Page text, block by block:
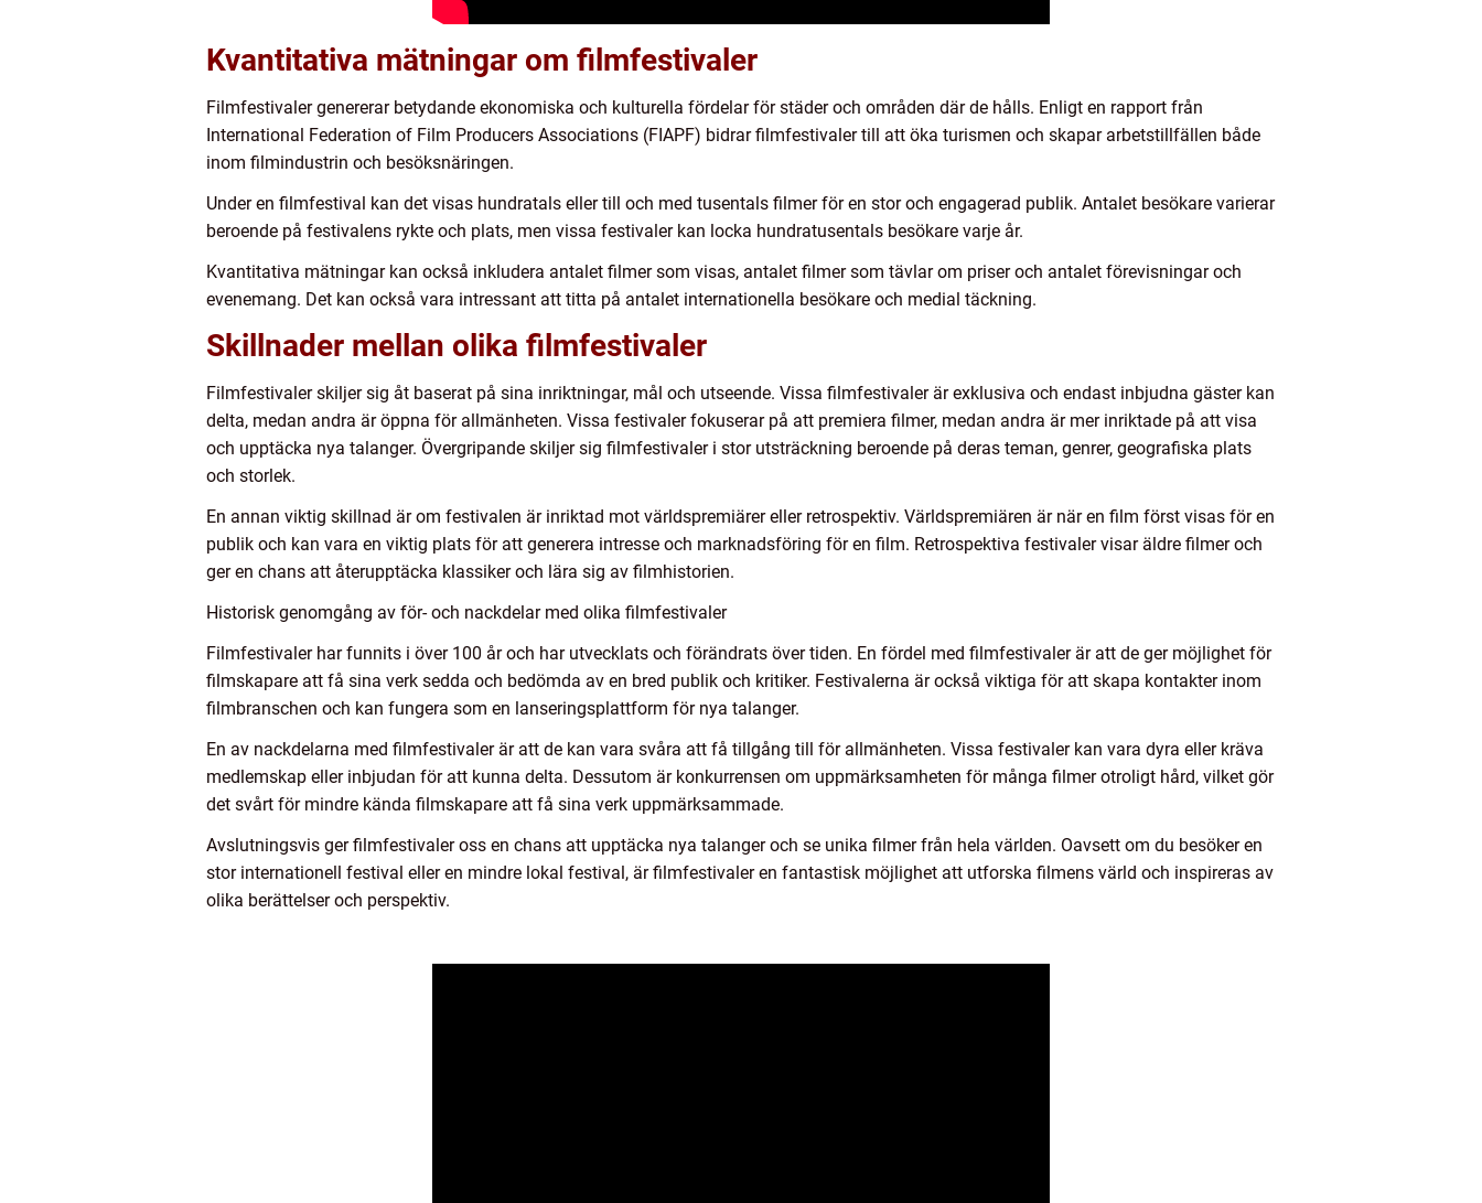
Kvantitativa mätningar om filmfestivaler
Filmfestivaler genererar betydande ekonomiska och kulturella fördelar för städer och områden där de hålls. Enligt en rapport från
International Federation of Film Producers Associations (FIAPF) bidrar filmfestivaler till att öka turismen och skapar arbetstillfällen både
inom filmindustrin och besöksnäringen.
Under en filmfestival kan det visas hundratals eller till och med tusentals filmer för en stor och engagerad publik. Antalet besökare varierar
beroende på festivalens rykte och plats, men vissa festivaler kan locka hundratusentals besökare varje år.
Kvantitativa mätningar kan också inkludera antalet filmer som visas, antalet filmer som tävlar om priser och antalet förevisningar och
evenemang. Det kan också vara intressant att titta på antalet internationella besökare och medial täckning.
Skillnader mellan olika filmfestivaler
Filmfestivaler skiljer sig åt baserat på sina inriktningar, mål och utseende. Vissa filmfestivaler är exklusiva och endast inbjudna gäster kan
delta, medan andra är öppna för allmänheten. Vissa festivaler fokuserar på att premiera filmer, medan andra är mer inriktade på att visa
och upptäcka nya talanger. Övergripande skiljer sig filmfestivaler i stor utsträckning beroende på deras teman, genrer, geografiska plats
och storlek.
En annan viktig skillnad är om festivalen är inriktad mot världspremiärer eller retrospektiv. Världspremiären är när en film först visas för en
publik och kan vara en viktig plats för att generera intresse och marknadsföring för en film. Retrospektiva festivaler visar äldre filmer och
ger en chans att återupptäcka klassiker och lära sig av filmhistorien.
Historisk genomgång av för- och nackdelar med olika filmfestivaler
Filmfestivaler har funnits i över 100 år och har utvecklats och förändrats över tiden. En fördel med filmfestivaler är att de ger möjlighet för
filmskapare att få sina verk sedda och bedömda av en bred publik och kritiker. Festivalerna är också viktiga för att skapa kontakter inom
filmbranschen och kan fungera som en lanseringsplattform för nya talanger.
En av nackdelarna med filmfestivaler är att de kan vara svåra att få tillgång till för allmänheten. Vissa festivaler kan vara dyra eller kräva
medlemskap eller inbjudan för att kunna delta. Dessutom är konkurrensen om uppmärksamheten för många filmer otroligt hård, vilket gör
det svårt för mindre kända filmskapare att få sina verk uppmärksammade.
Avslutningsvis ger filmfestivaler oss en chans att upptäcka nya talanger och se unika filmer från hela världen. Oavsett om du besöker en
stor internationell festival eller en mindre lokal festival, är filmfestivaler en fantastisk möjlighet att utforska filmens värld och inspireras av
olika berättelser och perspektiv.